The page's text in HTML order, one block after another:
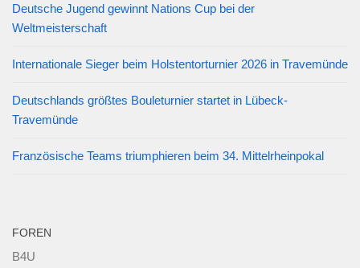
Deutsche Jugend gewinnt Nations Cup bei der
Weltmeisterschaft
Internationale Sieger beim Holstentorturnier 2026 in Travemünde
Deutschlands größtes Bouleturnier startet in Lübeck-
Travemünde
Französische Teams triumphieren beim 34. Mittelrheinpokal
FOREN
B4U